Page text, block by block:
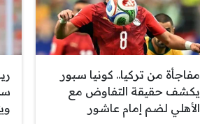
مفاجأة من تركيا.. كونيا سبور
يكشف حقيقة التفاوض مع
الأهلي لضم إمام عاشور